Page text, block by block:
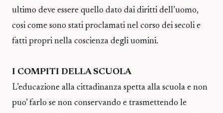
ultimo deve essere quello dato dai diritti dell’uomo,
cosi come sono stati proclamati nel corso dei secoli e
fatti propri nella coscienza degli uomini.
I COMPITI DELLA SCUOLA
L’educazione alla cittadinanza spetta alla scuola e non
puo’ farlo se non conservando e trasmettendo le